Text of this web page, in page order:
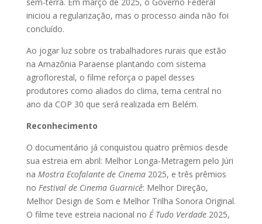
iniciou a regularização, mas o processo ainda não foi
concluído.
Ao jogar luz sobre os trabalhadores rurais que estão
na Amazônia Paraense plantando com sistema
agroflorestal, o filme reforça o papel desses
produtores como aliados do clima, tema central no
ano da COP 30 que será realizada em Belém.
Reconhecimento
O documentário já conquistou quatro prêmios desde
sua estreia em abril: Melhor Longa-Metragem pelo Júri
na Mostra Ecofalante de Cinema2025, e três prêmios
no Festival de Cinema Guarnicê: Melhor Direção,
Melhor Design de Som e Melhor Trilha Sonora Original.
O filme teve estreia nacional no É Tudo Verdade2025,